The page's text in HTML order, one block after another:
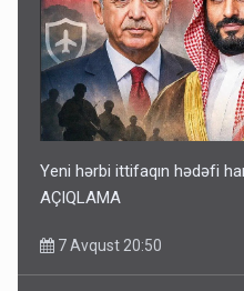
Yeni hərbi ittifaqın hədəfi
AÇIQLAMA
7 Avqust 20:50